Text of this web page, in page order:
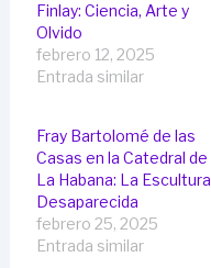
Finlay: Ciencia, Arte y
Olvido
febrero 12, 2025
Entrada similar
Fray Bartolomé de las
Casas en la Catedral de
La Habana: La Escultura
Desaparecida
febrero 25, 2025
Entrada similar